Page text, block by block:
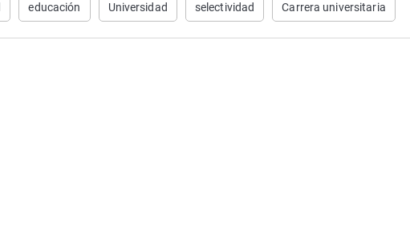
educación Universidad selectividad Carrera universitaria